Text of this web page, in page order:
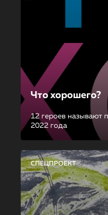
Что хорошего?
12 героев называют
2022 года
СПЕЦПРОЕКТ